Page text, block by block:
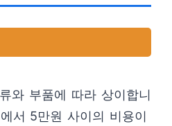
와 부품에 따라 상이합니
서 5만원 사이의 비용이